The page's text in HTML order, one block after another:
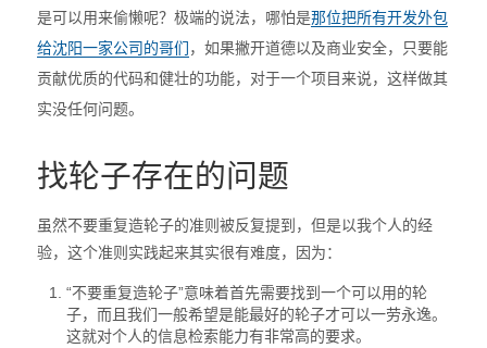
–
PHP
是可以用来偷懒呢？极端的说法，哪怕是那位把所有开发外包
给沈阳一家公司的哥们 ，如果撇开道德以及商业安全，只要能
贡献优质的代码和健壮的功能，对于一个项目来说，这样做其
实没任何问题。
找轮子存在的问题
虽然不要重复造轮子的准则被反复提到，但是以我个人的经
验，这个准则实践起来其实很有难度，因为：
“不要重复造轮子”意味着首先需要找到一个可以用的轮
子，而且我们一般希望是能最好的轮子才可以一劳永逸。
这就对个人的信息检索能力有非常高的要求。